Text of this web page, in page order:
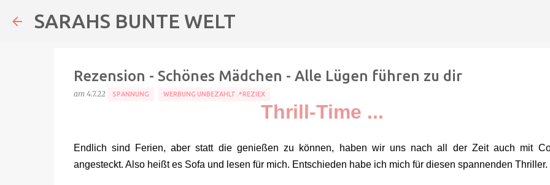
SARAHS BUNTE WELT
Rezension - Schönes Mädchen - Alle Lügen führen zu dir
am 4.7.22 SPANNUNG WERBUNG UNBEZAHLT📍REZIEX
Thrill-Time ...
Endlich sind Ferien, aber statt die genießen zu können, haben wir uns nach all der Zeit auch mit
angesteckt. Also heißt es Sofa und lesen für mich. Entschieden habe ich mich für diesen spannenden Thriller.